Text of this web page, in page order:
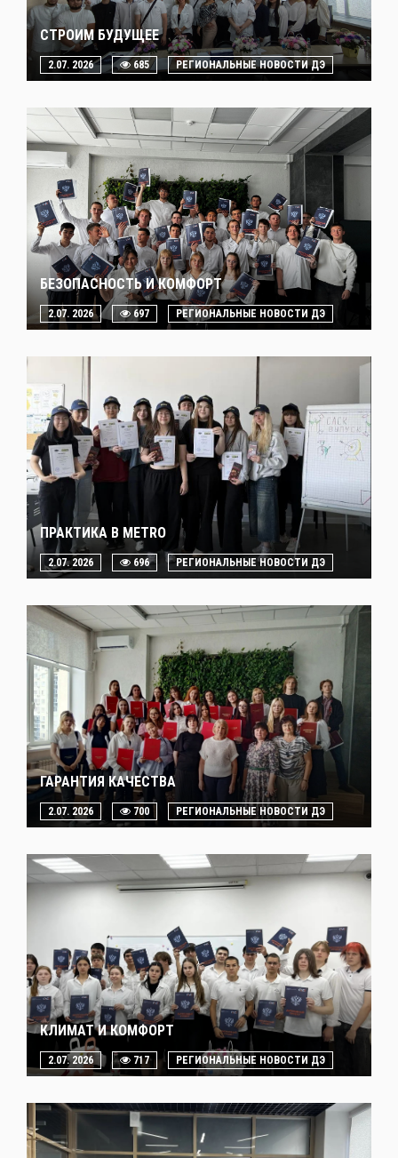
СТРОИМ БУДУЩЕЕ
2.07. 2026 685 РЕГИОНАЛЬНЫЕ НОВОСТИ ДЭ
БЕЗОПАСНОСТЬ И КОМФОРТ
2.07. 2026 697 РЕГИОНАЛЬНЫЕ НОВОСТИ ДЭ
ПРАКТИКА В METRO
2.07. 2026 696 РЕГИОНАЛЬНЫЕ НОВОСТИ ДЭ
ГАРАНТИЯ КАЧЕСТВА
2.07. 2026 700 РЕГИОНАЛЬНЫЕ НОВОСТИ ДЭ
КЛИМАТ И КОМФОРТ
2.07. 2026 717 РЕГИОНАЛЬНЫЕ НОВОСТИ ДЭ